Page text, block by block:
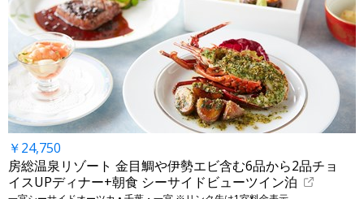
￥24,750
房総温泉リゾート 金目鯛や伊勢エビ含む6品から2品チョ
イスUPディナー+朝食 シーサイドビューツイン泊